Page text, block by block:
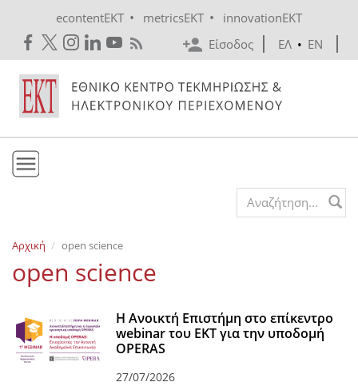
econtentEKT • metricsEKT •
innovationEKT
Είσοδος
ΕΛ • EN
Εκδόσεις
Ενημέρωση
Search form
Αρχική open science
open science
Η Ανοικτή Επιστήμη στο επίκεντρο
webinar του ΕΚΤ για την υποδομή
OPERAS
27/07/2026